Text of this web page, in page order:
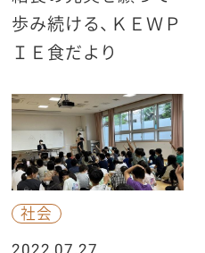
歩み続ける、ＫＥＷＰ
ＩＥ食だより
社会